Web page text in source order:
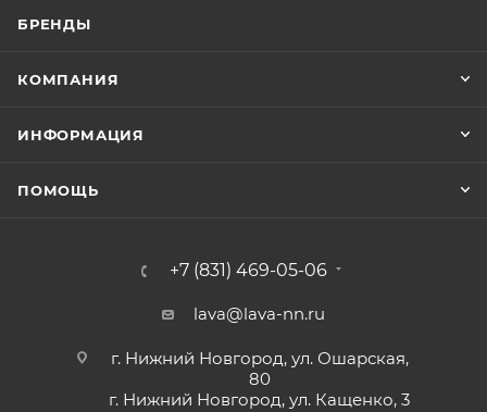
БРЕНДЫ
КОМПАНИЯ
ИНФОРМАЦИЯ
ПОМОЩЬ
+7 (831) 469-05-06
lava@lava-nn.ru
г. Нижний Новгород, ул. Ошарская,
80
г. Нижний Новгород, ул. Кащенко, 3